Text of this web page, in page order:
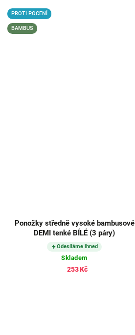
PROTI POCENÍ
BAMBUS
Ponožky středně vysoké bambusové
DEMI tenké BÍLÉ (3 páry)
Odesíláme ihned
Skladem
253 Kč